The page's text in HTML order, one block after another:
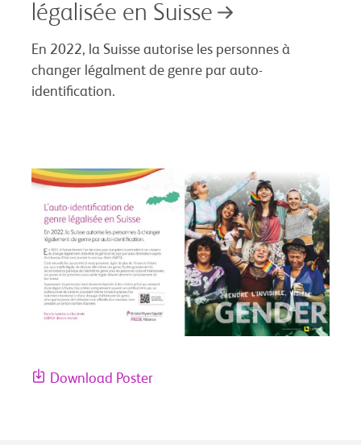
légalisée en Suisse
En 2022, la Suisse autorise les personnes à
changer légalment de genre par auto-
identification.
Download Poster